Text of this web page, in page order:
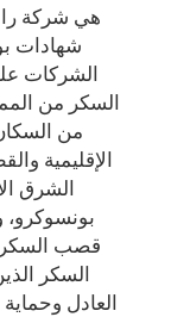
شهادات
الشركات
السكر من
من
الإقليمية
الشرق
بونسوكرو،
قصب السكر
السكر
العادل